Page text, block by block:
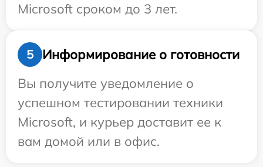
Microsoft сроком до 3 лет.
5
Информирование о готовности
Вы получите уведомление о
успешном тестировании техники
Microsoft, и курьер доставит ее к
вам домой или в офис.